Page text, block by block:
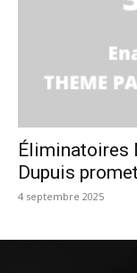
Éliminatoires
Dupuis
4 septembre 2025